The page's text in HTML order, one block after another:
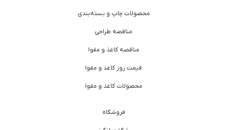
محصولات چاپ و بسته‌بندی
مناقصه طراحی
مناقصه کاغذ و مقوا
قیمت روز کاغذ و مقوا
محصولات کاغذ و مقوا
فروشگاه